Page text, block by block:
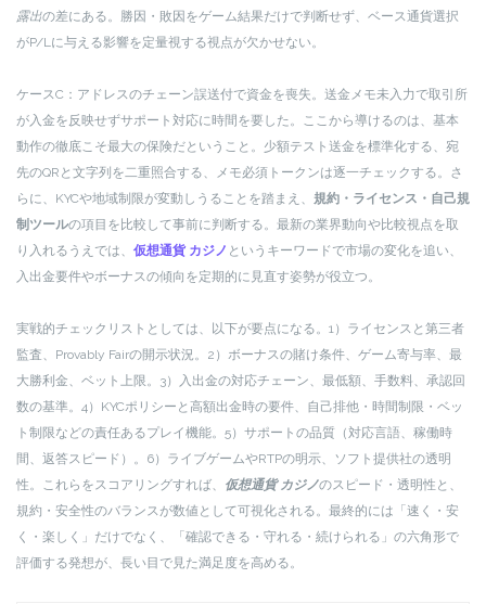
露出の差にある。勝因・敗因をゲーム結果だけで判断せず、ベース通貨選択
がP/Lに与える影響を定量視する視点が欠かせない。
ケースC：アドレスのチェーン誤送付で資金を喪失。送金メモ未入力で取引所
が入金を反映せずサポート対応に時間を要した。ここから導けるのは、基本
動作の徹底こそ最大の保険だということ。少額テスト送金を標準化する、宛
先のQRと文字列を二重照合する、メモ必須トークンは逐一チェックする。さ
らに、KYCや地域制限が変動しうることを踏まえ、 規約・ライセンス・自己規
制ツールの項目を比較して事前に判断する。最新の業界動向や比較視点を取
り入れるうえでは、 仮想通貨 カジノ というキーワードで市場の変化を追い、
入出金要件やボーナスの傾向を定期的に見直す姿勢が役立つ。
実戦的チェックリストとしては、以下が要点になる。1）ライセンスと第三者
監査、Provably Fairの開示状況。2）ボーナスの賭け条件、ゲーム寄与率、最
大勝利金、ベット上限。3）入出金の対応チェーン、最低額、手数料、承認回
数の基準。4）KYCポリシーと高額出金時の要件、自己排他・時間制限・ベッ
ト制限などの責任あるプレイ機能。5）サポートの品質（対応言語、稼働時
間、返答スピード）。6）ライブゲームやRTPの明示、ソフト提供社の透明
性。これらをスコアリングすれば、 仮想通貨 カジノのスピード・透明性と、
規約・安全性のバランスが数値として可視化される。最終的には「速く・安
く・楽しく」だけでなく、「確認できる・守れる・続けられる」の六角形で
評価する発想が、長い目で見た満足度を高める。